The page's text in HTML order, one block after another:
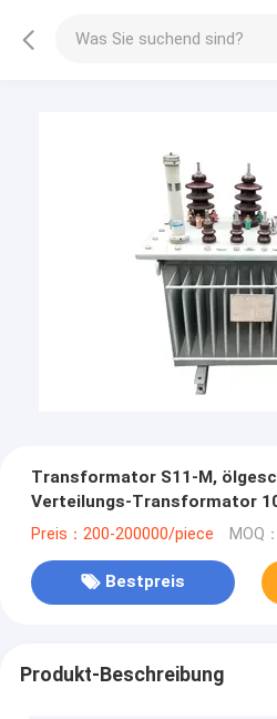
Transformator S11-M,
Verteilungs-Transformator
Leistung
Preis：200-200000/piece MOQ
Bestpreis
Produkt-Beschreibung